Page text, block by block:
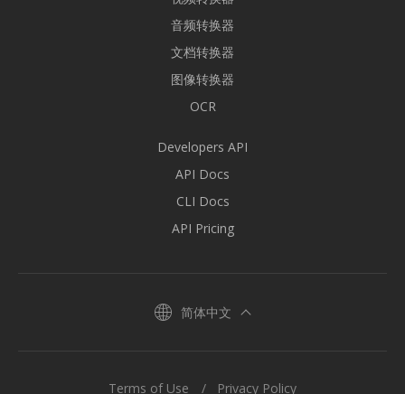
音频转换器
文档转换器
图像转换器
OCR
Developers API
API Docs
CLI Docs
API Pricing
简体中文
Terms of Use Privacy Policy